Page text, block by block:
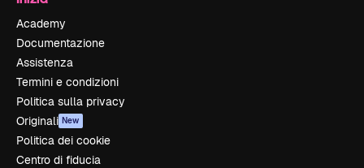
Academy
Documentazione
Assistenza
Termini e condizioni
Politica sulla privacy
Originali New
Politica dei cookie
Centro di fiducia